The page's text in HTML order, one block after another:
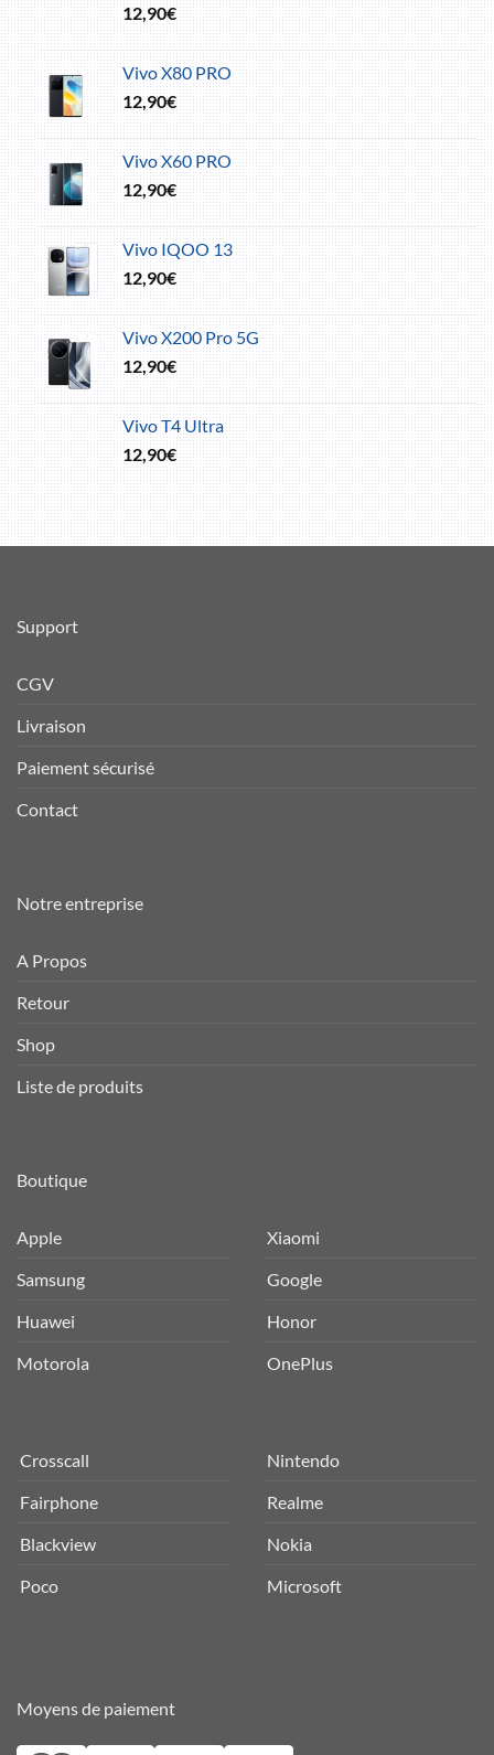
12,90€
Vivo X80 PRO
12,90€
Vivo X60 PRO
12,90€
Vivo IQOO 13
12,90€
Vivo X200 Pro 5G
12,90€
Vivo T4 Ultra
12,90€
Support
CGV
Livraison
Paiement sécurisé
Contact
Notre entreprise
A Propos
Retour
Shop
Liste de produits
Boutique
Apple
Samsung
Huawei
Motorola
Xiaomi
Google
Honor
OnePlus
Crosscall
Fairphone
Blackview
Poco
Nintendo
Realme
Nokia
Microsoft
Moyens de paiement